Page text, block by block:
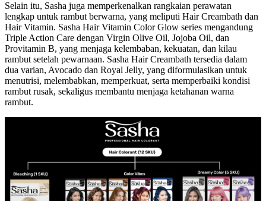
Selain itu, Sasha juga memperkenalkan rangkaian perawatan
lengkap untuk rambut berwarna, yang meliputi Hair Creambath dan
Hair Vitamin. Sasha Hair Vitamin Color Glow series mengandung
Triple Action Care dengan Virgin Olive Oil, Jojoba Oil, dan
Provitamin B, yang menjaga kelembaban, kekuatan, dan kilau
rambut setelah pewarnaan. Sasha Hair Creambath tersedia dalam
dua varian, Avocado dan Royal Jelly, yang diformulasikan untuk
menutrisi, melembabkan, memperkuat, serta memperbaiki kondisi
rambut rusak, sekaligus membantu menjaga ketahanan warna
rambut.